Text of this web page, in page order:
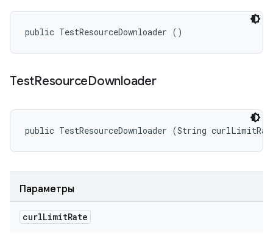
public TestResourceDownloader ()
TestResourceDownloader
public TestResourceDownloader (String
Параметры
curlLimitRate